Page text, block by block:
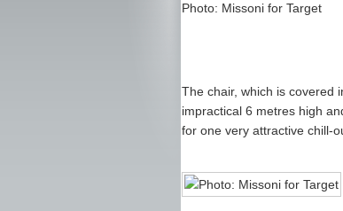
Photo: Missoni for Target
The chair, which is covered
impractical 6 metres high
for one very attractive chill-